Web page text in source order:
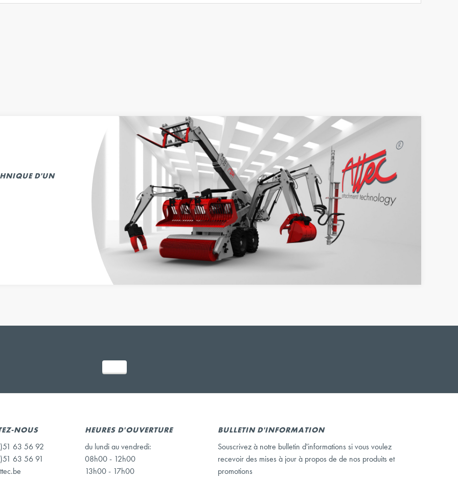
D'UN
NOUS
63 56 92
63 56 91
HEURES D'OUVERTURE
du lundi au vendredi:
08h00 - 12h00
13h00 - 17h00
BULLETIN D'INFORMATION
Souscrivez à notre bulletin d'informations si vous voulez
recevoir des mises à jour à propos de de nos produits et
promotions